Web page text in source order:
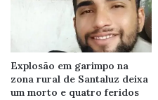
Explosão em garimpo na
zona rural de Santaluz deixa
um morto e quatro feridos